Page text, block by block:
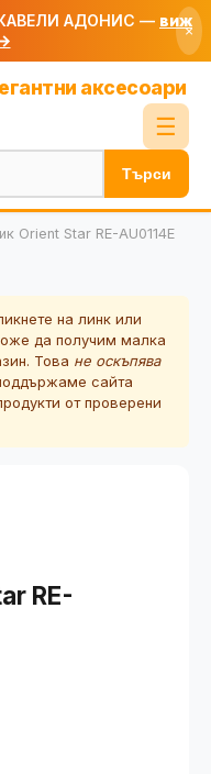
АДОНИС — виж
×
аксесоари
☰
Търси
Orient Star RE-AU0114E
на линк или
да получим малка
Това не оскъпява
сайта
от проверени
RE-